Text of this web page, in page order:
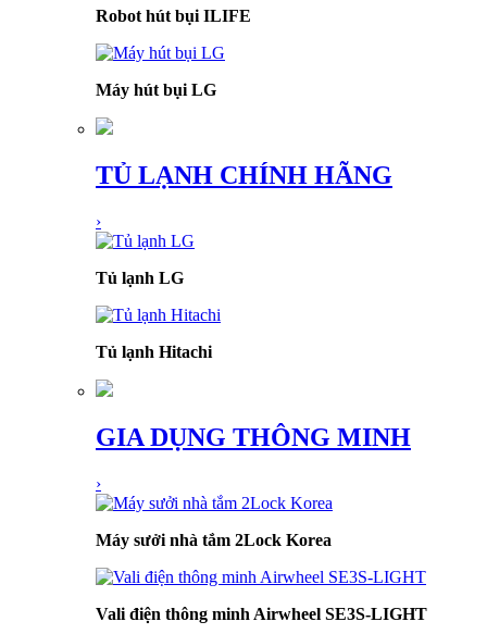
Robot hút bụi ILIFE
Máy hút bụi LG
TỦ LẠNH CHÍNH HÃNG
›
Tủ lạnh LG
Tủ lạnh Hitachi
GIA DỤNG THÔNG MINH
›
Máy sưởi nhà tắm 2Lock Korea
Vali điện thông minh Airwheel SE3S-LIGHT